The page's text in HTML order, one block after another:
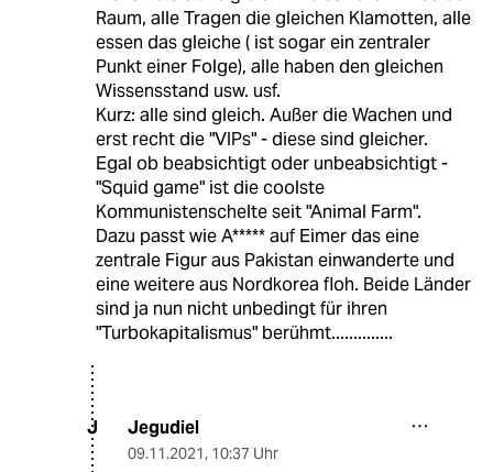
Raum, alle Tragen die gleichen Klamotten, alle
essen das gleiche ( ist sogar ein zentraler
Punkt einer Folge), alle haben den gleichen
Wissensstand usw. usf.
Kurz: alle sind gleich. Außer die Wachen und
erst recht die "VIPs" - diese sind gleicher.
Egal ob beabsichtigt oder unbeabsichtigt -
"Squid game" ist die coolste
Kommunistenschelte seit "Animal Farm".
Dazu passt wie A***** auf Eimer das eine
zentrale Figur aus Pakistan einwanderte und
eine weitere aus Nordkorea floh. Beide Länder
sind ja nun nicht unbedingt für ihren
"Turbokapitalismus" berühmt..............
J Jegudiel
09.11.2021, 10:37 Uhr